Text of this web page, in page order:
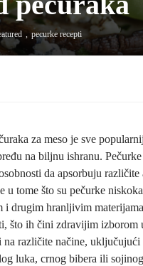
pecurke recepti
za meso je sve
na biljnu ishranu.
da apsorbuju
u tome što su pečurke
i drugim hranljivim
što ih čini zdravijim izborom
na različite načine,
luka, crnog bibera ili